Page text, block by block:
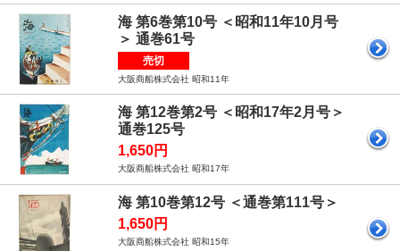
海 第6巻第10号 ＜昭和11年10月号
＞ 通巻61号
売切
大阪商船株式会社 昭和11年
海 第12巻第2号 ＜昭和17年2月号＞
通巻125号
1,650円
大阪商船株式会社 昭和17年
海 第10巻第12号 ＜通巻第111号＞
1,650円
大阪商船株式会社 昭和15年